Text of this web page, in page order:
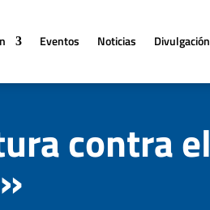
Eventos Noticias Divulgación
contra el